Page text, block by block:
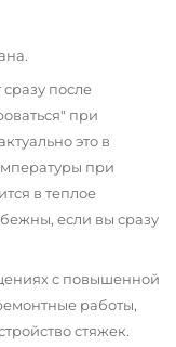
после
при
это в
при
в теплое
если вы сразу
с повышенной
работы,
стяжек.